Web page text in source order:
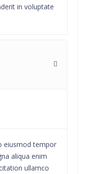
in voluptate
eiusmod tempor
aliqua enim
ullamco